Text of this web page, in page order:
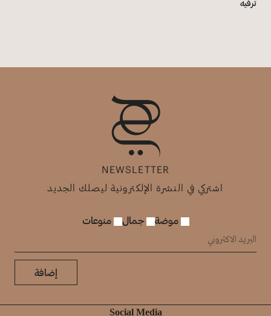
ترفيه
NEWSLETTER
اشتركي في النشرة الإلكترونية ليصلك الجديد
موضة جمال منوعات
إضافة
Social Media